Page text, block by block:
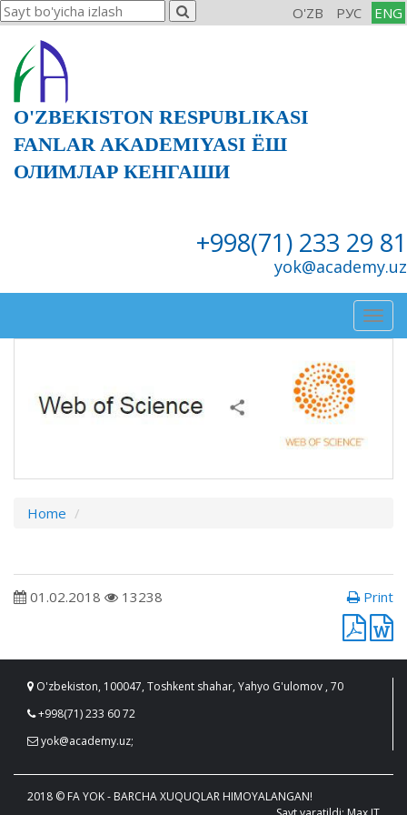
O'ZB РУС ENG
O'ZBEKISTON RESPUBLIKASI
FANLAR AKADEMIYASI ЁШ
ОЛИМЛАР КЕНГАШИ
+998(71) 233 29 81
yok@academy.uz
Home
01.02.2018 13238 Print
O'zbekiston, 100047, Toshkent shahar, Yahyo G'ulomov , 70
+998(71) 233 60 72
yok@academy.uz;
2018 © FA YOK - BARCHA XUQUQLAR HIMOYALANGAN!